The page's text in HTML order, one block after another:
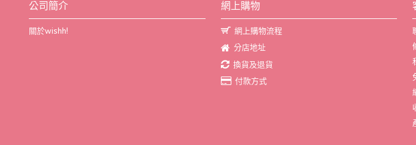
公司簡介
關於wishh!
網上購物
網上購物流程
分店地址
換貨及退貨
付款方式